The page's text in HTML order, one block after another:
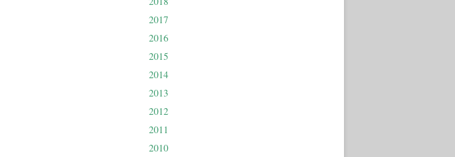
2017
2016
2015
2014
2013
2012
2011
2010